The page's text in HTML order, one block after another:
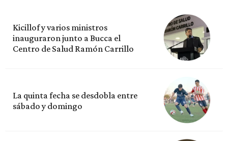
Kicillof y varios ministros
inauguraron junto a Bucca el
Centro de Salud Ramón Carrillo
La quinta fecha se desdobla entre
sábado y domingo